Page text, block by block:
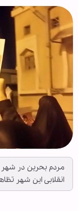
مردم بحرین در
انقلابی این شهر